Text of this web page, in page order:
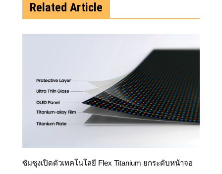
Related Article
ซัมซุงเปิดตัวเทคโนโลยี Flex Titanium ยกระดับหน้าจอ